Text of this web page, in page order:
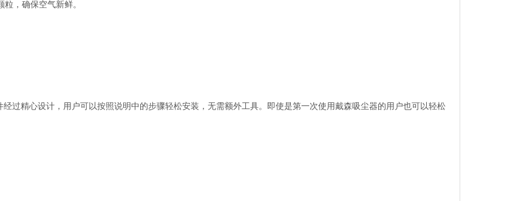
粒，确保空气新鲜。
经过精心设计，用户可以按照说明中的步骤轻松安装，无需额外工具。即使是第一次使用戴森吸尘器的用户也可以轻松